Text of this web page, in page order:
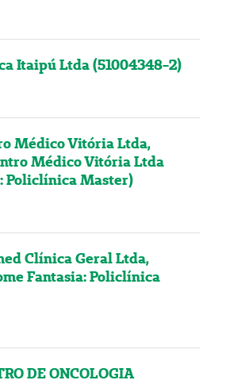
Itaipú Ltda (51004348-2)
Médico Vitória Ltda,
Médico Vitória Ltda
Policlínica Master)
Clínica Geral Ltda,
Fantasia: Policlínica
DE ONCOLOGIA